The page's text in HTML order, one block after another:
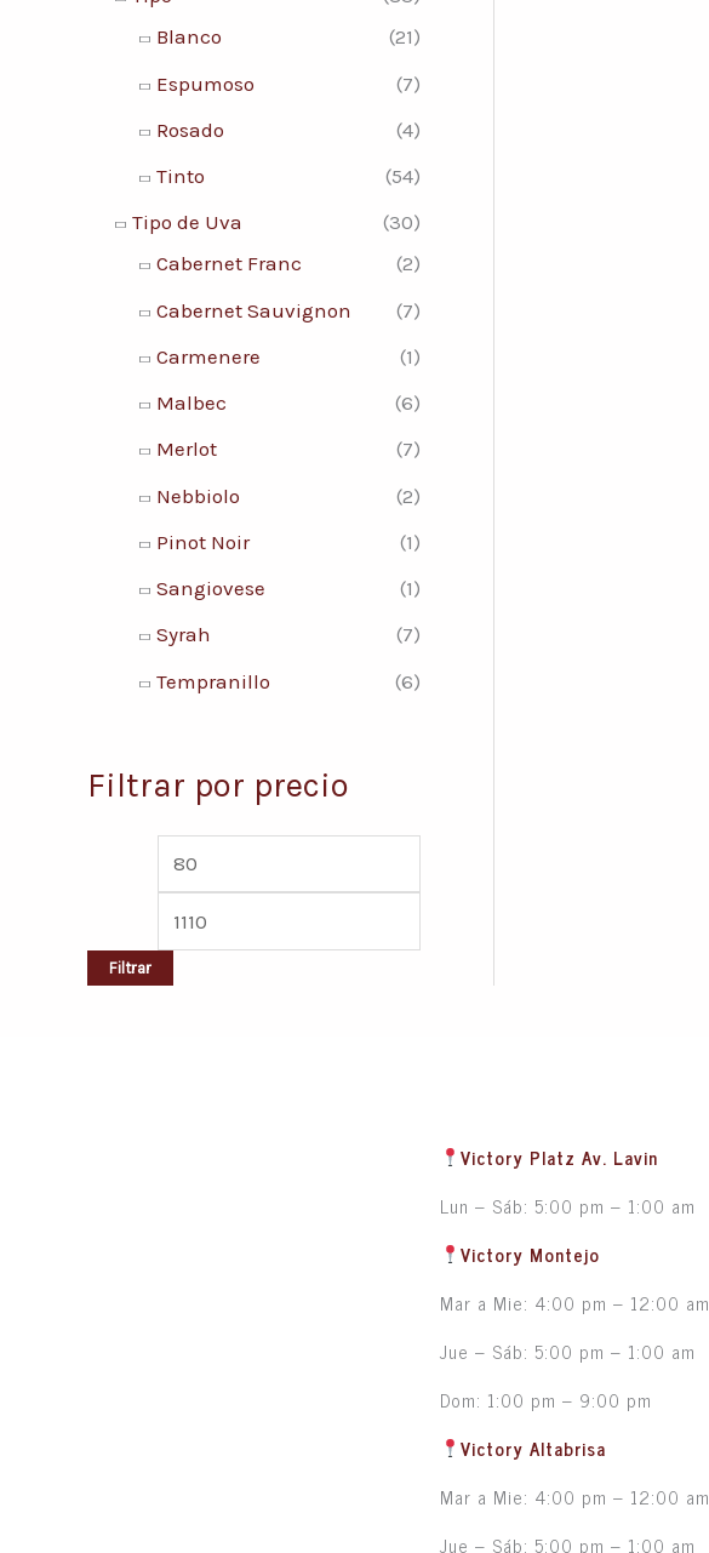
Blanco
(21)
Espumoso
(7)
Rosado
(4)
Tinto
(54)
Tipo de Uva
(30)
Cabernet Franc
(2)
Cabernet Sauvignon
(7)
Carmenere
(1)
Malbec
(6)
Merlot
(7)
Nebbiolo
(2)
Pinot Noir
(1)
Sangiovese
(1)
Syrah
(7)
Tempranillo
(6)
Filtrar por precio
Filtrar
Victory Platz Av. Lavin
Lun – Sáb: 5:00 pm – 1:00 am
Victory Montejo
Mar a Mie: 4:00 pm – 12:00 am
Jue – Sáb: 5:00 pm – 1:00 am
Dom: 1:00 pm – 9:00 pm
Victory Altabrisa
Mar a Mie: 4:00 pm – 12:00 am
Jue – Sáb: 5:00 pm – 1:00 am